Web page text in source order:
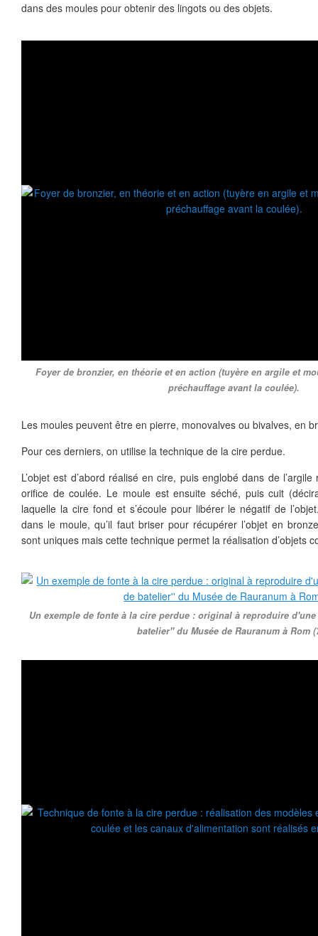
dans des moules pour obtenir des lingots ou des objets.
Foyer de bronzier, en théorie et en action (tuyère en argile et
préchauffage avant la coulée).
Les moules peuvent être en pierre, monovalves ou bivalves, en
Pour ces derniers, on utilise la technique de la cire perdue.
L’objet est d’abord réalisé en cire, puis englobé dans de
orifice de coulée. Le moule est ensuite séché, puis cuit
laquelle la cire fond et s’écoule pour libérer le négatif de
dans le moule, qu’il faut briser pour récupérer l’objet en
sont uniques mais cette technique permet la réalisation d’objets
Un exemple de fonte à la cire perdue : original à reproduire
batelier'' du Musée de Rauranum à Rom